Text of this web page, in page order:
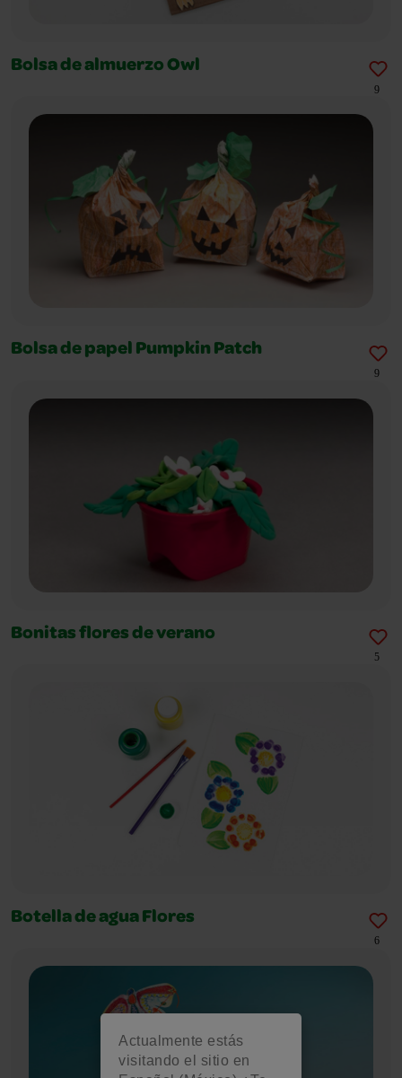
Actualmente estás
visitando el sitio en
Bolsa de almuerzo Owl
9
Bolsa de papel Pumpkin Patch
9
Bonitas flores de verano
5
Botella de agua Flores
6